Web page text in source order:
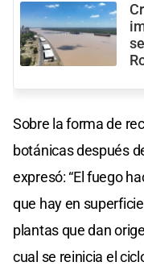
Sobre la forma de
botánicas después
expresó: “El fuego
que hay en
plantas que dan
cual se reinicia el